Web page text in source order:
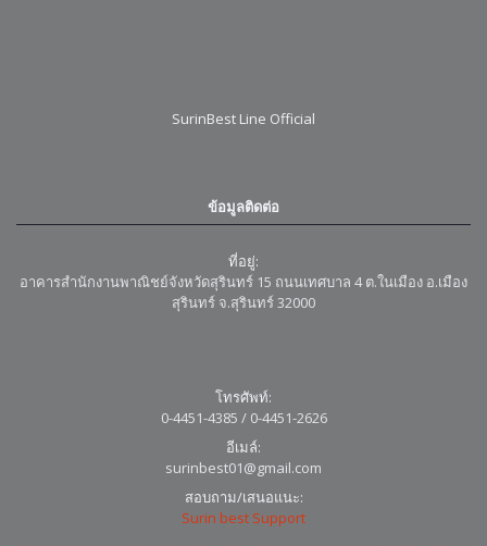
SurinBest Line Official
ข้อมูลติดต่อ
ที่อยู่:
อาคารสำนักงานพาณิชย์จังหวัดสุรินทร์ 15 ถนนเทศบาล 4 ต.ในเมือง อ.เมือง
สุรินทร์ จ.สุรินทร์ 32000
โทรศัพท์:
0-4451-4385 / 0-4451-2626
อีเมล์:
surinbest01@gmail.com
สอบถาม/เสนอแนะ:
Surin best Support